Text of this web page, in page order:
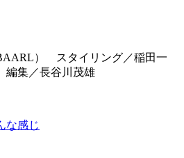
） スタイリング／稲田一
集／長谷川茂雄
な感じ